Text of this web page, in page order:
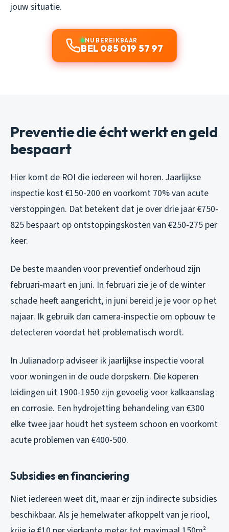
jouw situatie.
NU BEREIKBAAR
BEL 085 019 57 97
Preventie die écht werkt en geld
bespaart
Hier komt de ROI die iedereen wil horen. Jaarlijkse
inspectie kost €150-200 en voorkomt 70% van acute
verstoppingen. Dat betekent dat je over drie jaar €750-
825 bespaart op ontstoppingskosten van €250-275 per
keer.
De beste maanden voor preventief onderhoud zijn
februari-maart en juni. In februari zie je of de winter
schade heeft aangericht, in juni bereid je je voor op het
najaar. Ik gebruik dan camera-inspectie om opbouw te
detecteren voordat het problematisch wordt.
In Julianadorp adviseer ik jaarlijkse inspectie vooral
voor woningen in de oude dorpskern. Die koperen
leidingen uit 1900-1950 zijn gevoelig voor kalkaanslag
en corrosie. Een hydrojetting behandeling van €300
elke twee jaar houdt het systeem schoon en voorkomt
acute problemen van €400-500.
Subsidies en financiering
Niet iedereen weet dit, maar er zijn indirecte subsidies
beschikbaar. Als je hemelwater afkoppelt van je riool,